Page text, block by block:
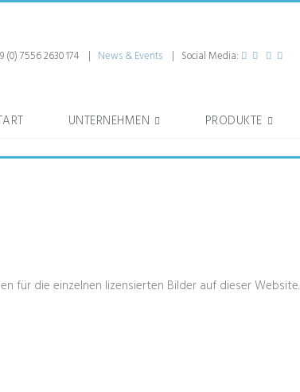
(0) 7556 2630 174 | News & Events | Social Media:
UNTERNEHMEN PRODUKTE
für die einzelnen lizensierten Bilder auf dieser Website.